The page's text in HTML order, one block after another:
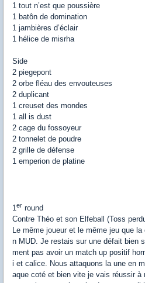
1 tout n’est que poussière
1 batôn de domination
1 jambières d’éclair
1 hélice de misrha
Side
2 piegepont
2 orbe fléau des envouteuses
2 duplicant
1 creuset des mondes
1 all is dust
2 cage du fossoyeur
2 tonnelet de poudre
2 grille de défense
1 emperion de platine
1 er round
Contre Théo et son Elfeball (Toss
Le même joueur et le même jeu que
n MUD. Je restais sur une défait bien
ment pas avoir un match up positif
i et calice. Nous attaquons la une en
aque coté et bien vite je vais réussir à